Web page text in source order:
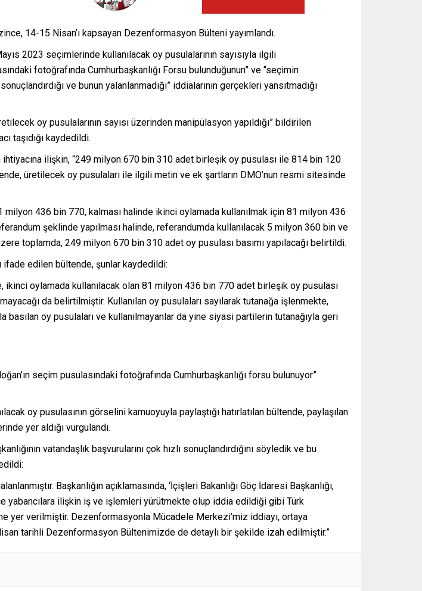
14-15 Nisan’ı kapsayan Dezenformasyon Bülteni yayımlandı.
2023 seçimlerinde kullanılacak oy pusulalarının sayısıyla ilgili
fotoğrafında Cumhurbaşkanlığı Forsu bulunduğunun” ve “seçimin
ve bunun yalanlanmadığı” iddialarının gerçekleri yansıtmadığı
oy pusulalarının sayısı üzerinden manipülasyon yapıldığı” bildirilen
taşıdığı kaydedildi.
ilişkin, “249 milyon 670 bin 310 adet birleşik oy pusulası ile 814 bin 120
üretilecek oy pusulaları ile ilgili metin ve ek şartların DMO’nun resmi sitesinde
436 bin 770, kalması halinde ikinci oylamada kullanılmak için 81 milyon 436
şeklinde yapılması halinde, referandumda kullanılacak 5 milyon 360 bin ve
toplamda, 249 milyon 670 bin 310 adet oy pusulası basımı yapılacağı belirtildi.
ifade edilen bültende, şunlar kaydedildi:
ikinci oylamada kullanılacak olan 81 milyon 436 bin 770 adet birleşik oy pusulası
da belirtilmiştir. Kullanılan oy pusulaları sayılarak tutanağa işlenmekte,
oy pusulaları ve kullanılmayanlar da yine siyasi partilerin tutanağıyla geri
seçim pusulasındaki fotoğrafında Cumhurbaşkanlığı forsu bulunuyor”
oy pusulasının görselini kamuoyuyla paylaştığı hatırlatılan bültende, paylaşılan
yer aldığı vurgulandı.
vatandaşlık başvurularını çok hızlı sonuçlandırdığını söyledik ve bu
Başkanlığın açıklamasında, ‘İçişleri Bakanlığı Göç İdaresi Başkanlığı,
yabancılara ilişkin iş ve işlemleri yürütmekte olup iddia edildiği gibi Türk
yer verilmiştir. Dezenformasyonla Mücadele Merkezi’miz iddiayı, ortaya
tarihli Dezenformasyon Bültenimizde de detaylı bir şekilde izah edilmiştir.”